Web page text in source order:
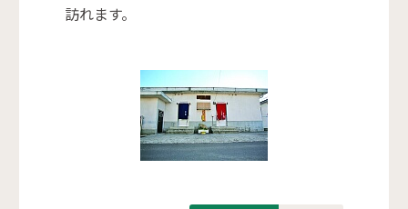
訪れます。